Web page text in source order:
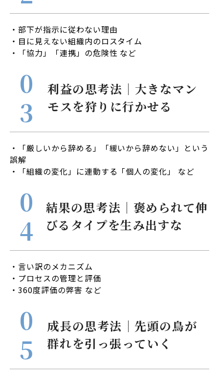
・部下が指示に従わない理由
・目に見えない組織内のロスタイム
・「協力」「連携」の危険性 など
利益の思考法｜大きなマン
モスを狩りに行かせる
・「厳しいから辞める」「緩いから辞めない」という
誤解
・「組織の変化」に連動する「個人の変化」 など
結果の思考法｜褒められて伸
びるタイプを生み出すな
・言い訳のメカニズム
・プロセスの管理と評価
・360度評価の弊害 など
成長の思考法｜先頭の鳥が
群れを引っ張っていく